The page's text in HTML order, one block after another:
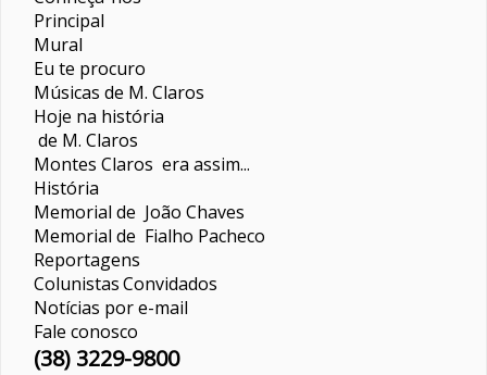
Principal
Mural
Eu te procuro
Músicas de M. Claros
Hoje na história
de M. Claros
Montes Claros era assim...
História
Memorial de João Chaves
Memorial de Fialho Pacheco
Reportagens
ColunistasConvidados
Notícias por e-mail
Fale conosco
(38) 3229-9800